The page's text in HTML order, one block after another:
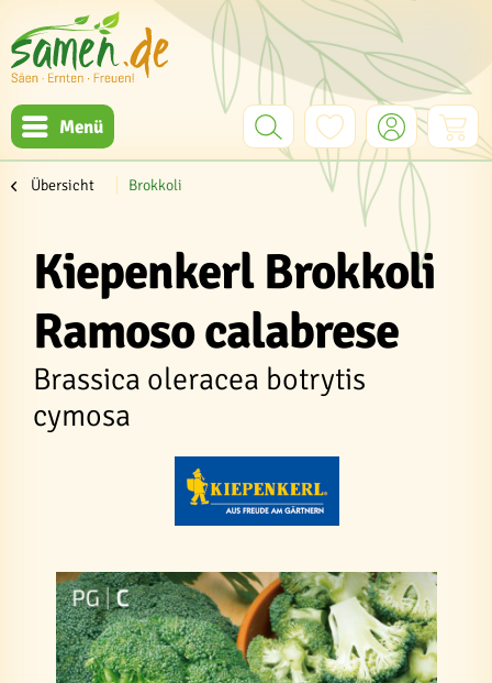
Menü
Übersicht Brokkoli
Kiepenkerl Brokkoli
Ramoso calabrese
Brassica oleracea botrytis
cymosa